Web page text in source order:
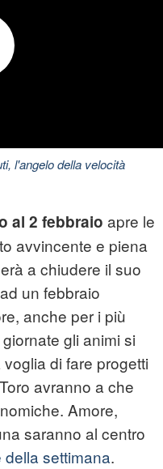
l'angelo della velocità
al 2 febbraio apre le
avvincente e piena
a chiudere il suo
un febbraio
anche per i più
gli animi si
di fare progetti
avranno a che
Amore,
saranno al centro
settimana.